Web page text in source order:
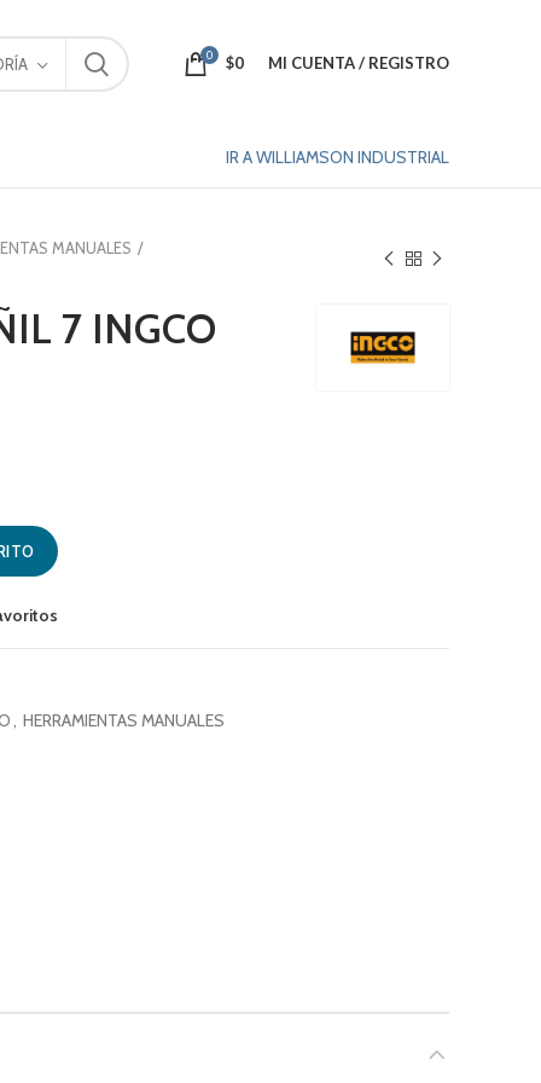
0 $0 MI CUENTA / REGISTRO
IR A WILLIAMSON INDUSTRIAL
MANUALES
7 INGCO
, HERRAMIENTAS MANUALES